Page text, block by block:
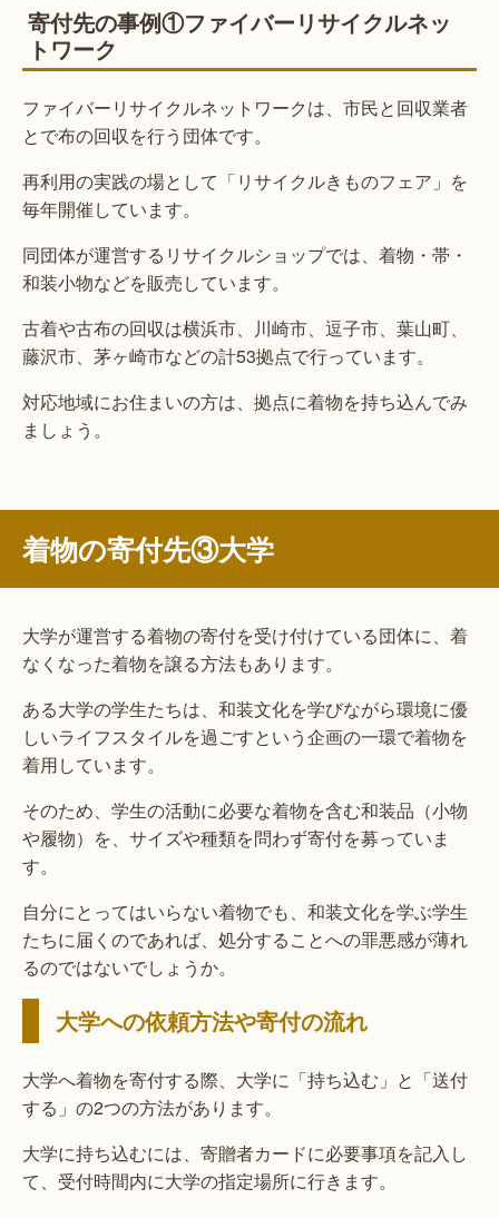
寄付先の事例①ファイバーリサイクルネッ
トワーク
ファイバーリサイクルネットワークは、市民と回収業者
とで布の回収を行う団体です。
再利用の実践の場として「リサイクルきものフェア」を
毎年開催しています。
同団体が運営するリサイクルショップでは、着物・帯・
和装小物などを販売しています。
古着や古布の回収は横浜市、川崎市、逗子市、葉山町、
藤沢市、茅ヶ崎市などの計53拠点で行っています。
対応地域にお住まいの方は、拠点に着物を持ち込んでみ
ましょう。
着物の寄付先③大学
大学が運営する着物の寄付を受け付けている団体に、着
なくなった着物を譲る方法もあります。
ある大学の学生たちは、和装文化を学びながら環境に優
しいライフスタイルを過ごすという企画の一環で着物を
着用しています。
そのため、学生の活動に必要な着物を含む和装品（小物
や履物）を、サイズや種類を問わず寄付を募っていま
す。
自分にとってはいらない着物でも、和装文化を学ぶ学生
たちに届くのであれば、処分することへの罪悪感が薄れ
るのではないでしょうか。
大学への依頼方法や寄付の流れ
大学へ着物を寄付する際、大学に「持ち込む」と「送付
する」の2つの方法があります。
大学に持ち込むには、寄贈者カードに必要事項を記入し
て、受付時間内に大学の指定場所に行きます。